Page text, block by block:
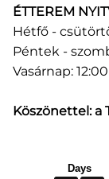
ÉTTEREM
Hétfő -
Péntek -
Vasárnap:
Köszönettel: a